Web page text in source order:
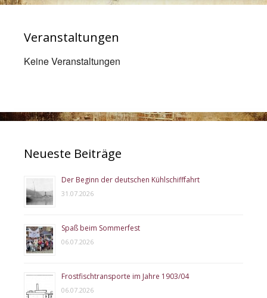
Veranstaltungen
Keine Veranstaltungen
Neueste Beiträge
Der Beginn der deutschen Kühlschifffahrt
31.07.2026
Spaß beim Sommerfest
06.07.2026
Frostfischtransporte im Jahre 1903/04
06.07.2026